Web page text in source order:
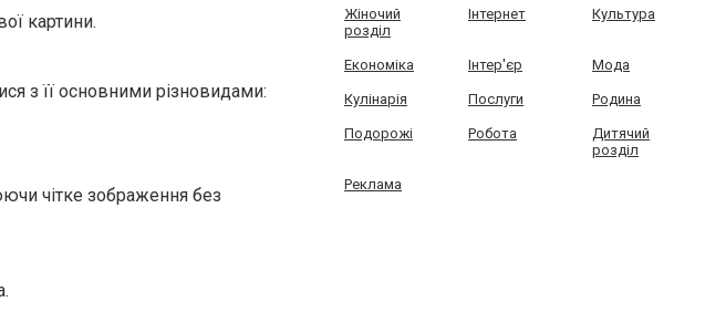
картини.
з її основними різновидами:
чітке зображення без
Жіночий
розділ
Інтернет Культура
Економіка Інтер'єр Мода
Кулінарія Послуги Родина
Подорожі Робота
Дитячий
розділ
Реклама